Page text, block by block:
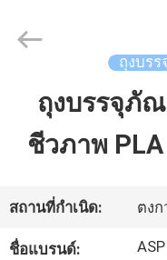
บ้าน
แสดง
2026
Dongguan
Reserved.
Developed
ถุงบร
ถุงบรรจุภั
ชีวภาพ
สถานที่กำเนิด: ตง
ชื่อแบรนด์: ASP